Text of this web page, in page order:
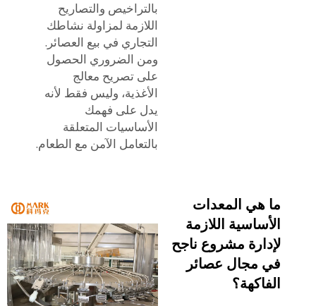
بالتراخيص والتصاريح
اللازمة لمزاولة نشاطك
التجاري في بيع العصائر.
ومن الضروري الحصول
على تصريح معالج
الأغذية، وليس فقط لأنه
يدل على فهمك
الأساسيات المتعلقة
بالتعامل الآمن مع الطعام.
ما هي المعدات
الأساسية اللازمة
لإدارة مشروع ناجح
في مجال عصائر
الفاكهة؟